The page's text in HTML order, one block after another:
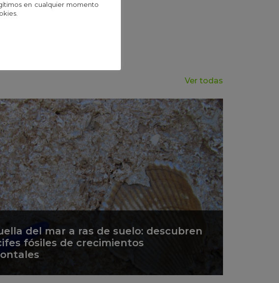
Ver todas
del mar a ras de suelo: descubren
fósiles de crecimientos
en cualquier momento